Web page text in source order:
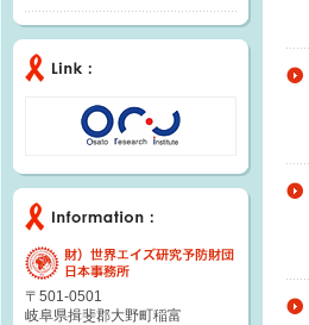
〒501-0501
岐阜県揖斐郡大野町稲富